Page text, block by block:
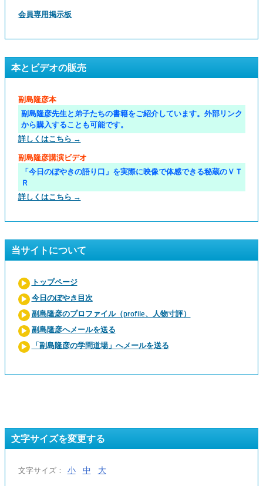
会員専用掲示板
本とビデオの販売
副島隆彦本
副島隆彦先生と弟子たちの書籍をご紹介しています。外部リンク
から購入することも可能です。
詳しくはこちら →
副島隆彦講演ビデオ
「今日のぼやきの語り口」を実際に映像で体感できる秘蔵のＶＴ
Ｒ
詳しくはこちら →
当サイトについて
トップページ
今日のぼやき目次
副島隆彦のプロファイル（profile、人物寸評）
副島隆彦へメールを送る
「副島隆彦の学問道場」へメールを送る
文字サイズを変更する
文字サイズ： 小 中 大